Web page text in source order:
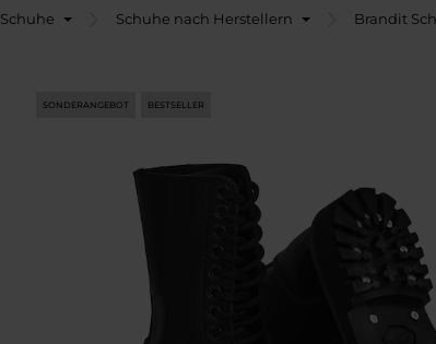
Schuhe Schuhe nach Herstellern Brandit
SONDERANGEBOT BESTSELLER